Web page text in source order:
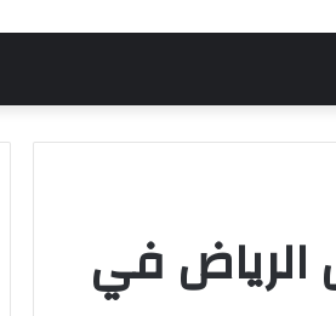
الرياض في